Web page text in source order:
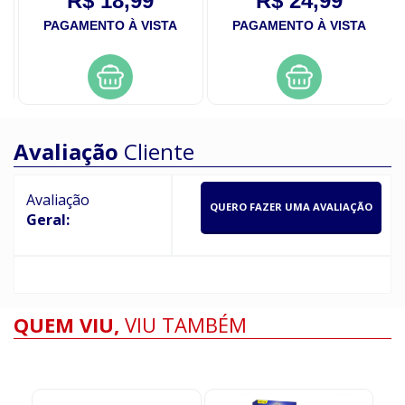
PAGAMENTO À VISTA PAGAMENTO À VISTA
Avaliação Cliente
Avaliação
Geral:
QUERO FAZER UMA AVALIAÇÃO
QUEM VIU, VIU TAMBÉM